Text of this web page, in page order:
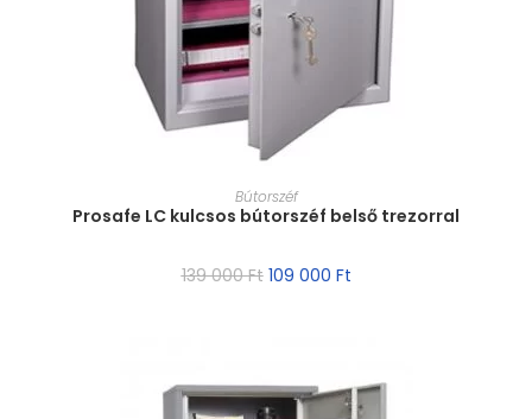
MÉRET VÁLASZTÁSA
Bútorszéf
Prosafe LC kulcsos bútorszéf belső trezorral
139 000Ft 109 000 Ft